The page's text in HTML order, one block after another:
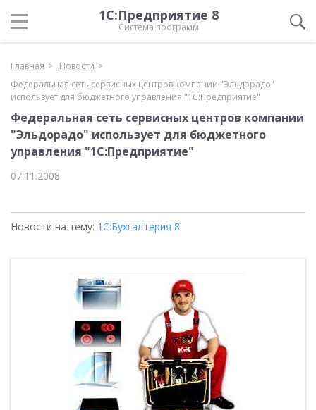
1С:Предприятие 8
Система программ
Главная
Новости
Федеральная сеть сервисных центров компании "Эльдорадо"
использует для бюджетного управления "1С:Предприятие"
Федеральная сеть сервисных центров компании
"Эльдорадо" использует для бюджетного
управления "1С:Предприятие"
07.11.2008
Новости на тему: 1С:Бухгалтерия 8